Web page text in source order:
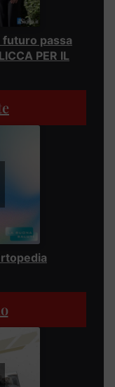
futuro passa
PER IL